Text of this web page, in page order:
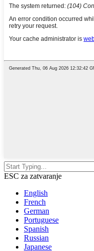
ESC za zatvaranje
English
French
German
Portuguese
Spanish
Russian
Japanese